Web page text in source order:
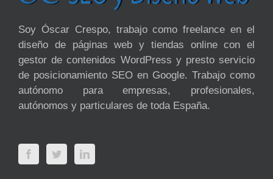
Soy Óscar Crespo, trabajo como freelance en el
diseño de páginas web y tiendas online con el
gestor de contenidos WordPress y presto servicio
de posicionamiento SEO en Google. Trabajo como
autónomo para empresas, profesionales,
autónomos y particulares de toda España.